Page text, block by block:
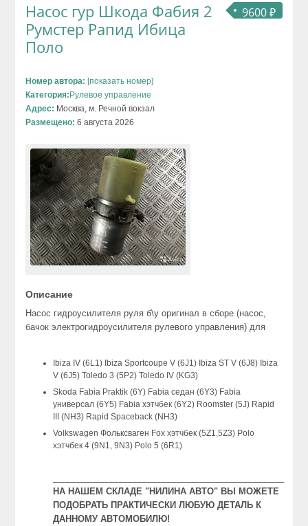
9600 ₽
Насос гур Шкода Фабия 2
Румстер Рапид Ибица
Поло
Номер автора: [показать номер]
Категория: Рулевое управление
Адрес: Москва, м. Речной вокзал
Размещено: 6 августа 2026
Описание
Насос гидроусилителя руля б\у оригинал в сборе (насос,
бачок электрогидроусилителя рулевого управления) для
Ibiza IV (6L1) Ibiza Sportcoupe V (6J1) Ibiza ST V (6J8) Ibiza
V (6J5) Toledo 3 (5P2) Toledo IV (KG3)
Skoda Fabia Praktik (6Y) Fabia седан (6Y3) Fabia
универсал (6Y5) Fabia хэтчбек (6Y2) Roomster (5J) Rapid
III (NH3) Rapid Spaceback (NH3)
Volkswagen Фольксваген Fox хэтчбек (5Z1,5Z3) Polo
хэтчбек 4 (9N1, 9N3) Polo 5 (6R1)
НА НАШЕМ СКЛАДЕ "НИЛИНА АВТО" ВЫ МОЖЕТЕ
ПОДОБРАТЬ ПРАКТИЧЕСКИ ЛЮБУЮ ДЕТАЛЬ К
ДАННОМУ АВТОМОБИЛЮ!